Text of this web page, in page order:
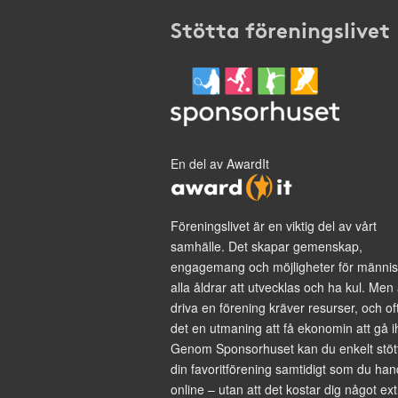
Stötta föreningslivet
En del av AwardIt
Föreningslivet är en viktig del av vårt
samhälle. Det skapar gemenskap,
engagemang och möjligheter för
alla åldrar att utvecklas och ha kul. Men
driva en förening kräver resurser, och
det en utmaning att få ekonomin att gå
Genom Sponsorhuset kan du enkelt
din favoritförening samtidigt som du
online – utan att det kostar dig något